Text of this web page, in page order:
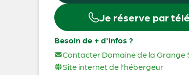
Je réserve par
Besoin de + d'infos ?
Contacter Domaine de la Grange
Site internet de l'hébergeur